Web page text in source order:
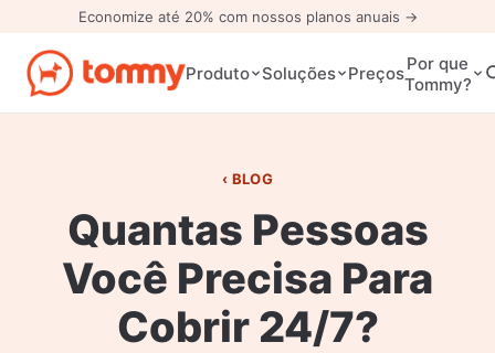
Economize até 20% com nossos planos anuais →
Produto Soluções PreçosPor que
Tommy?
BLOG
Quantas Pessoas
Você Precisa Para
Cobrir 24/7?